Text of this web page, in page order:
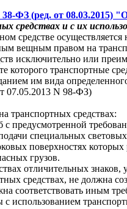
ФЗ (ред. от 08.03.2015)
средствах и с их
средстве
вещным правом на
исключительно или
которого транспортные
им вида
07.05.2013 N 98-ФЗ)
транспортных средствах:
предусмотренной
специальных
поверхностях
грузов.
отличительных
средствах, не должна
соответствовать иным
использованием